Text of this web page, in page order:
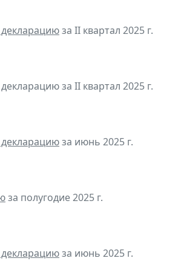
за II квартал 2025 г.
за II квартал 2025 г.
за июнь 2025 г.
за полугодие 2025 г.
за июнь 2025 г.